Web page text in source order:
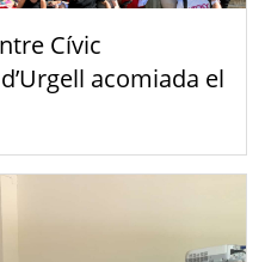
Cívic
acomiada el